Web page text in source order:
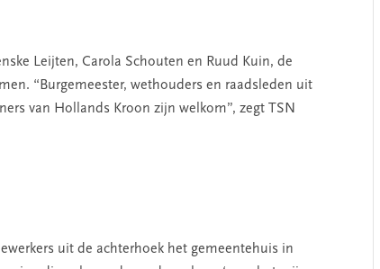
Leijten, Carola Schouten en Ruud Kuin, de
“Burgemeester, wethouders en raadsleden uit
van Hollands Kroon zijn welkom”, zegt TSN
uit de achterhoek het gemeentehuis in